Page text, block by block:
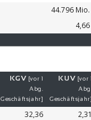
44.796 Mio.
4,66
KGV [vor 1
Abg.
Geschäftsjahr]
KUV [vor 1
Abg.
Geschäftsjahr]
32,36 2,31